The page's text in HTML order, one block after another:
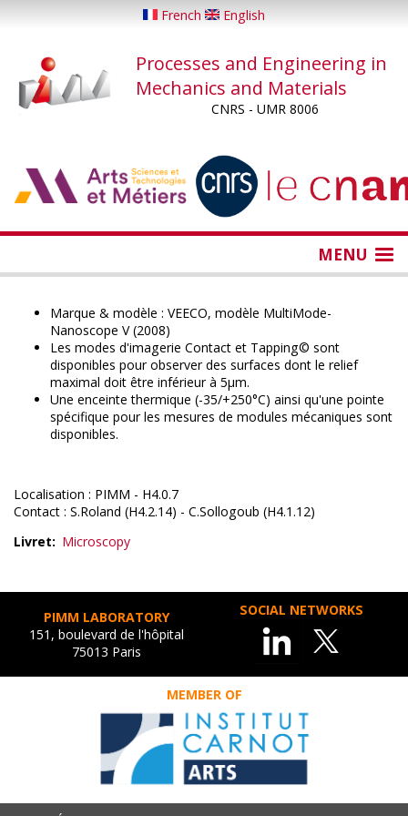
content
French English
Processes and Engineering in
Mechanics and Materials
CNRS - UMR 8006
MENU
Marque & modèle : VEECO, modèle MultiMode-
Nanoscope V (2008)
Les modes d'imagerie Contact et Tapping© sont
disponibles pour observer des surfaces dont le relief
maximal doit être inférieur à 5µm.
Une enceinte thermique (-35/+250°C) ainsi qu'une pointe
spécifique pour les mesures de modules mécaniques sont
disponibles.
Localisation : PIMM - H4.0.7
Contact : S.Roland (H4.2.14) - C.Sollogoub (H4.1.12)
Livret
Microscopy
PIMM LABORATORY
151, boulevard de l'hôpital
75013 Paris
SOCIAL NETWORKS
MEMBER OF